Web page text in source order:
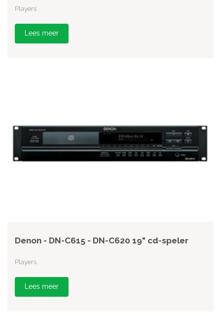
Players
Lees meer
Denon - DN-C615 - DN-C620 19" cd-speler
Players
Lees meer